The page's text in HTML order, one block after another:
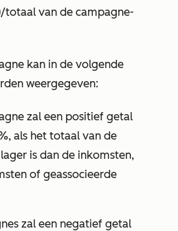
van de campagne-
kan in de volgende
weergegeven:
zal een positief getal
, als het totaal van de
is dan de inkomsten,
of geassocieerde
zal een negatief getal